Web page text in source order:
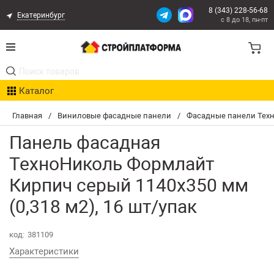
Главная / Виниловые фасадные панели / Фасадные панели
Панель фасадная
ТехноНиколь Формлайт
Кирпич серый 1140х350 мм
(0,318 м2), 16 шт/упак
код: 381109
Характеристики
Екатеринбург
8 (343) 228-56-68
с 8 до 18, пн-пт
Каталог
Акции
Расчет доставки
Организациям
Статьи
Контакты